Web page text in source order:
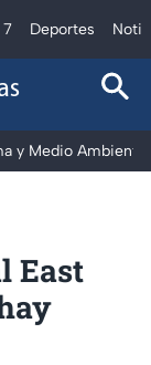
7 Deportes
y Medio Ambiente
East